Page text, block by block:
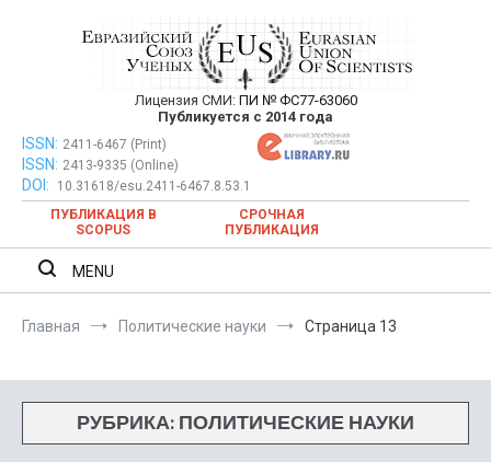
Евразийский Союз Ученых —
публикация научных статей в
ежемесячном научном журнале
Лицензия СМИ: ПИ № ФС77-63060
Публикуется с 2014 года
Евразийский Союз Ученых — публикация научных статей в
ежемесячном научном журнале
ISSN: 2411-6467 (Print)
ISSN: 2413-9335 (Online)
DOI:
10.31618/esu.2411-6467.8.53.1
ПУБЛИКАЦИЯ В
SCOPUS
СРОЧНАЯ
ПУБЛИКАЦИЯ
MENU
Главная Политические науки Страница 13
РУБРИКА:ПОЛИТИЧЕСКИЕ НАУКИ